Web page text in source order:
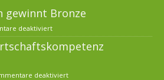
gewinnt Bronze
deaktiviert
deaktiviert